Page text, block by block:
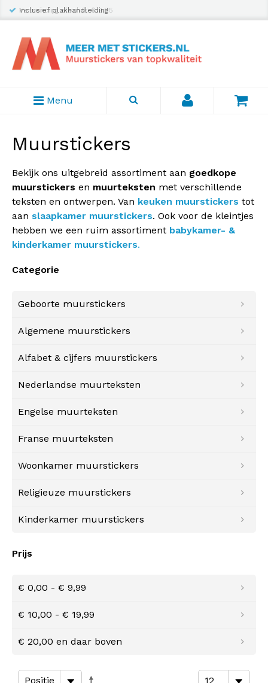
Inclusief plakhandleiding
Menu
Muurstickers
Bekijk ons uitgebreid assortiment aan goedkope
muurstickers en muurteksten met verschillende
teksten en ontwerpen. Van keuken muurstickers tot
aan slaapkamer muurstickers. Ook voor de kleintjes
hebben we een ruim assortiment babykamer- &
kinderkamer muurstickers.
Categorie
Geboorte muurstickers
Algemene muurstickers
Alfabet & cijfers muurstickers
Nederlandse muurteksten
Engelse muurteksten
Franse muurteksten
Woonkamer muurstickers
Religieuze muurstickers
Kinderkamer muurstickers
Prijs
€ 0,00 - € 9,99
€ 10,00 - € 19,99
€ 20,00 en daar boven